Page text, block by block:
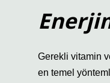
Gerekli vitamin
en temel